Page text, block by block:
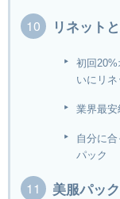
リネット
初回
いにリ
業界最安
自分に
パック
美服パッ